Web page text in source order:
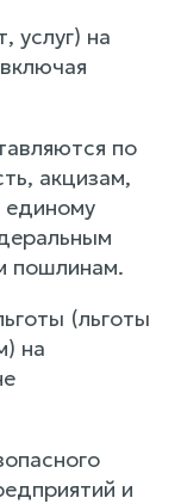
услуг) на
по
акцизам,
единому
пошлинам.
(льготы
на
и